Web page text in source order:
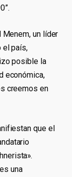
Menem, un líder
el país,
posible la
económica,
creemos en
que el
una